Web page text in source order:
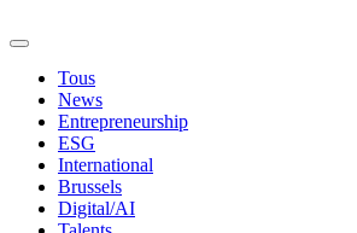
Tous
News
Entrepreneurship
ESG
International
Brussels
Digital/AI